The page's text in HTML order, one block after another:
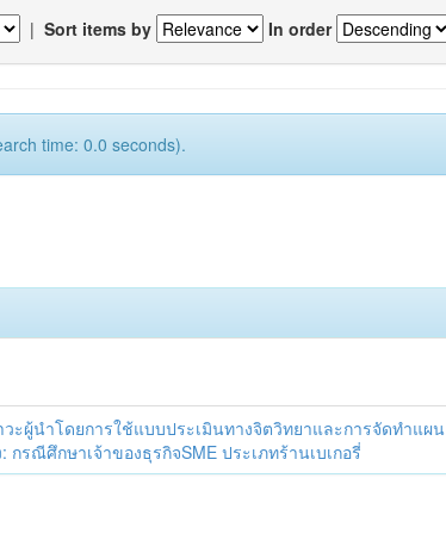
| Sort items by In order
time: 0.0 seconds).
ะผู้นำโดยการใช้แบบประเมินทางจิตวิทยาและการจัดทำแผน
รณีศึกษาเจ้าของธุรกิจSME ประเภทร้านเบเกอรี่